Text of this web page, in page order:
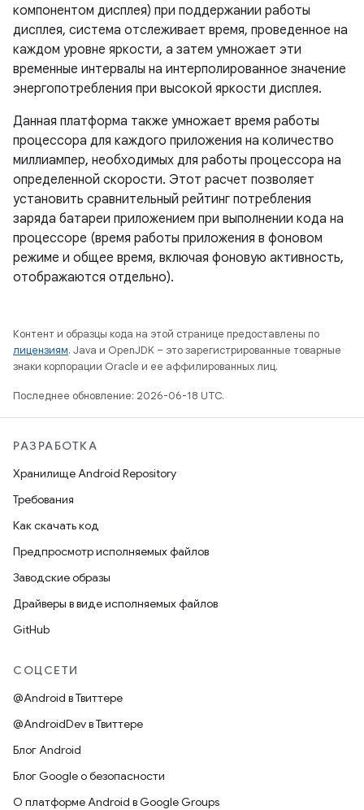
компонентом дисплея) при поддержании работы
дисплея, система отслеживает время, проведенное на
каждом уровне яркости, а затем умножает эти
временные интервалы на интерполированное значение
энергопотребления при высокой яркости дисплея.
Данная платформа также умножает время работы
процессора для каждого приложения на количество
миллиампер, необходимых для работы процессора на
определенной скорости. Этот расчет позволяет
установить сравнительный рейтинг потребления
заряда батареи приложением при выполнении кода на
процессоре (время работы приложения в фоновом
режиме и общее время, включая фоновую активность,
отображаются отдельно).
Контент и образцы кода на этой странице предоставлены по
лицензиям. Java и OpenJDK – это зарегистрированные товарные
знаки корпорации Oracle и ее аффилированных лиц.
Последнее обновление: 2026-06-18 UTC.
РАЗРАБОТКА
Хранилище Android Repository
Требования
Как скачать код
Предпросмотр исполняемых файлов
Заводские образы
Драйверы в виде исполняемых файлов
GitHub
СОЦСЕТИ
@Android в Твиттере
@AndroidDev в Твиттере
Блог Android
Блог Google о безопасности
О платформе Android в Google Groups